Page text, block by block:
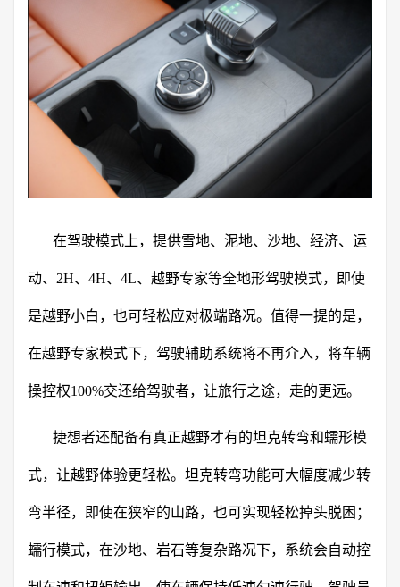
在驾驶模式上，提供雪地、泥地、沙地、经济、运
动、2H、4H、4L、越野专家等全地形驾驶模式，即使
是越野小白，也可轻松应对极端路况。值得一提的是，
在越野专家模式下，驾驶辅助系统将不再介入，将车辆
操控权100%交还给驾驶者，让旅行之途，走的更远。
捷想者还配备有真正越野才有的坦克转弯和蠕形模
式，让越野体验更轻松。坦克转弯功能可大幅度减少转
弯半径，即使在狭窄的山路，也可实现轻松掉头脱困；
蠕行模式，在沙地、岩石等复杂路况下，系统会自动控